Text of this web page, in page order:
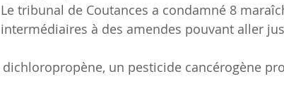
Le tribunal de Coutances a condamné 8
intermédiaires à des amendes pouvant aller
un pesticide cancérogène